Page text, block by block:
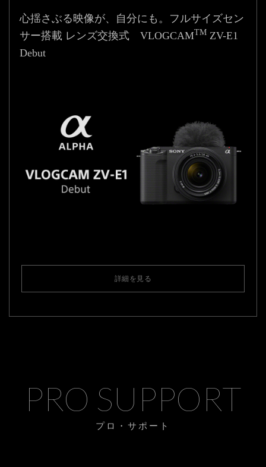
心揺さぶる映像が、自分にも。 フルサイズセン
サー搭載 レンズ交換式 VLOGCAMTM ZV-E1
Debut
詳細を見る
PRO SUPPORT
プロ・サポート